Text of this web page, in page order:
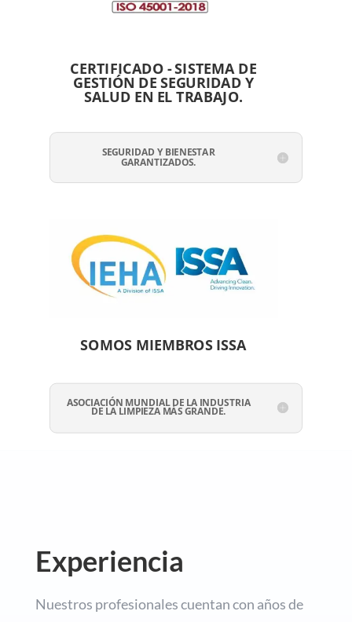
CERTIFICADO - SISTEMA DE
GESTIÓN DE SEGURIDAD Y
SALUD EN EL TRABAJO.
SEGURIDAD Y BIENESTAR
GARANTIZADOS.
SOMOS MIEMBROS ISSA
ASOCIACIÓN MUNDIAL DE LA INDUSTRIA
DE LA LIMPIEZA MÁS GRANDE.
Experiencia
Nuestros profesionales cuentan con años de